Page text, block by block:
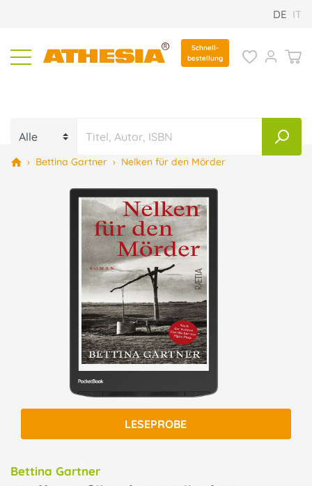
DE IT
Schnell-
bestellung
› Bettina Gartner › Nelken für den Mörder
LESEPROBE
Bettina Gartner